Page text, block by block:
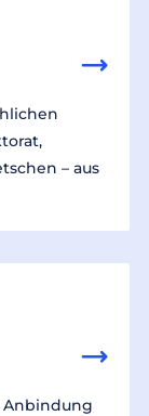
– aus
Anbindung